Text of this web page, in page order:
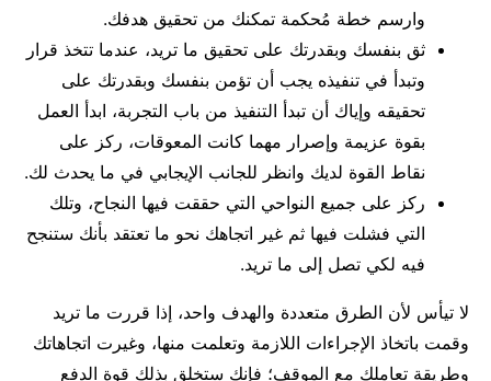
وارسم خطة مُحكمة تمكنك من تحقيق هدفك.
ثق بنفسك وبقدرتك على تحقيق ما تريد، عندما تتخذ قرار
وتبدأ في تنفيذه يجب أن تؤمن بنفسك وبقدرتك على
تحقيقه وإياك أن تبدأ التنفيذ من باب التجربة، ابدأ العمل
بقوة عزيمة وإصرار مهما كانت المعوقات، ركز على
نقاط القوة لديك وانظر للجانب الإيجابي في ما يحدث لك.
ركز على جميع النواحي التي حققت فيها النجاح، وتلك
التي فشلت فيها ثم غير اتجاهك نحو ما تعتقد بأنك ستنجح
فيه لكي تصل إلى ما تريد.
لا تيأس لأن الطرق متعددة والهدف واحد، إذا قررت ما تريد
وقمت باتخاذ الإجراءات اللازمة وتعلمت منها، وغيرت اتجاهاتك
وطريقة تعاملك مع الموقف؛ فإنك ستخلق بذلك قوة الدفع